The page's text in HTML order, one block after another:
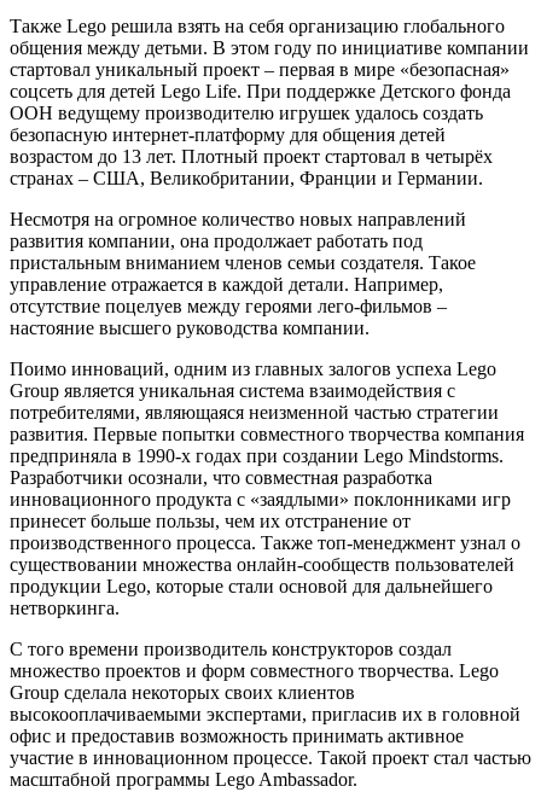
Также Lego решила взять на себя организацию глобального
общения между детьми. В этом году по инициативе компании
стартовал уникальный проект – первая в мире «безопасная»
соцсеть для детей Lego Life. При поддержке Детского фонда
ООН ведущему производителю игрушек удалось создать
безопасную интернет-платформу для общения детей
возрастом до 13 лет. Плотный проект стартовал в четырёх
странах – США, Великобритании, Франции и Германии.
Несмотря на огромное количество новых направлений
развития компании, она продолжает работать под
пристальным вниманием членов семьи создателя. Такое
управление отражается в каждой детали. Например,
отсутствие поцелуев между героями лего-фильмов –
настояние высшего руководства компании.
Поимо инноваций, одним из главных залогов успеха Lego
Group является уникальная система взаимодействия с
потребителями, являющаяся неизменной частью стратегии
развития. Первые попытки совместного творчества компания
предприняла в 1990-х годах при создании Lego Mindstorms.
Разработчики осознали, что совместная разработка
инновационного продукта с «заядлыми» поклонниками игр
принесет больше пользы, чем их отстранение от
производственного процесса. Также топ-менеджмент узнал о
существовании множества онлайн-сообществ пользователей
продукции Lego, которые стали основой для дальнейшего
нетворкинга.
С того времени производитель конструкторов создал
множество проектов и форм совместного творчества. Lego
Group сделала некоторых своих клиентов
высокооплачиваемыми экспертами, пригласив их в головной
офис и предоставив возможность принимать активное
участие в инновационном процессе. Такой проект стал частью
масштабной программы Lego Ambassador.